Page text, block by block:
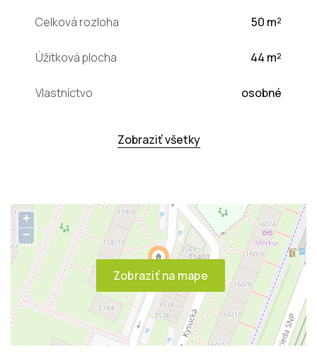
Celková rozloha 50 m²
Úžitková plocha 44 m²
Vlastníctvo osobné
Zobraziť všetky
Zobraziť na mape
+
−